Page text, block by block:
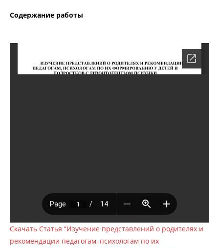
Содержание работы
Скачать Статья “Изучение представлений о родителях и
рекомендации педагогам, психологам по их